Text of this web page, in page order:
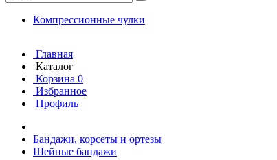
Компрессионные чулки
Главная
Каталог
Корзина 0
Избранное
Профиль
Бандажи, корсеты и ортезы
Шейные бандажи